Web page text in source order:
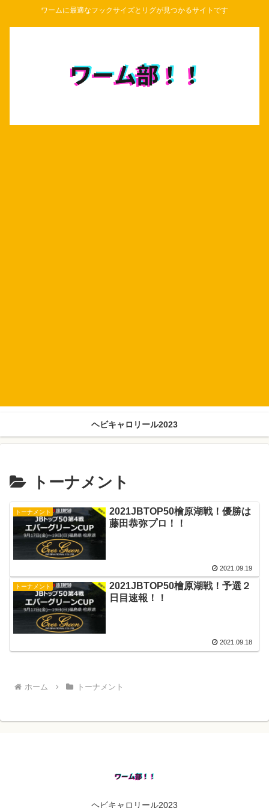
ワームに最適なフックサイズとリグが見つかるサイトです
ヘビキャロリール2023
トーナメント
トーナメント
2021JBTOP50檜原湖戦！優勝は
藤田恭弥プロ！！
2021.09.19
トーナメント
2021JBTOP50檜原湖戦！予選２
日目速報！！
2021.09.18
ホーム トーナメント
ヘビキャロリール2023